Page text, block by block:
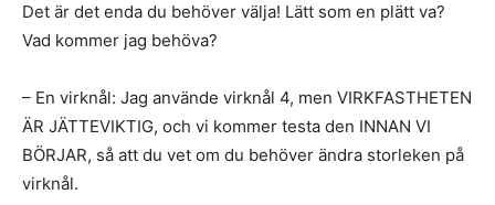
Det är det enda du behöver välja! Lätt som en plätt va?
Vad kommer jag behöva?
– En virknål: Jag använde virknål 4, men VIRKFASTHETEN
ÄR JÄTTEVIKTIG, och vi kommer testa den INNAN VI
BÖRJAR, så att du vet om du behöver ändra storleken på
virknål.